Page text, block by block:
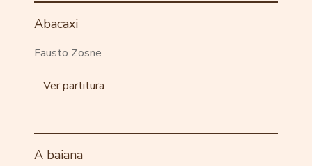
Abacaxi
Fausto Zosne
Ver partitura
A baiana